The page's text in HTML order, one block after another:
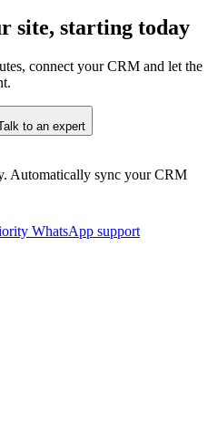
site, starting today
connect your CRM and let the
to an expert
Automatically sync your CRM
WhatsApp support